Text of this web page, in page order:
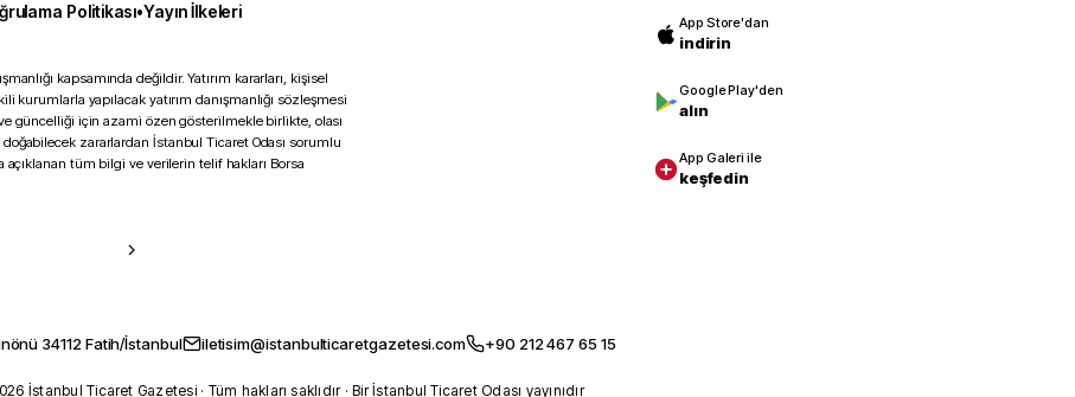
Politikası•Yayın İlkeleri
kapsamında değildir. Yatırım kararları, kişisel
yapılacak yatırım danışmanlığı sözleşmesi
güncelliği için azami özen gösterilmekle birlikte, olası
zararlardan İstanbul Ticaret Odası sorumlu
tüm bilgi ve verilerin telif hakları Borsa
App Store'dan
indirin
Google Play'den
alın
App Galeri ile
keşfedin
34112 Fatih/İstanbul iletisim@istanbulticaretgazetesi.com +90 212 467 65 15
İstanbul Ticaret Gazetesi · Tüm hakları saklıdır · Bir İstanbul Ticaret Odası yayınıdır